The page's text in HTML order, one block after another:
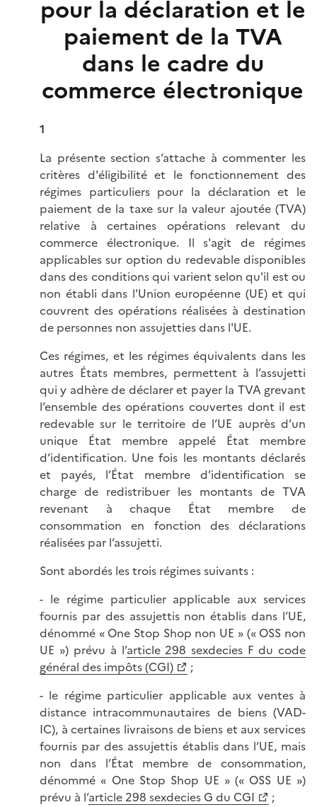
pour la déclaration et le
paiement de la TVA
dans le cadre du
commerce électronique
1
La présente section s’attache à commenter les
critères d'éligibilité et le fonctionnement des
régimes particuliers pour la déclaration et le
paiement de la taxe sur la valeur ajoutée (TVA)
relative à certaines opérations relevant du
commerce électronique. Il s'agit de régimes
applicables sur option du redevable disponibles
dans des conditions qui varient selon qu'il est ou
non établi dans l'Union européenne (UE) et qui
couvrent des opérations réalisées à destination
de personnes non assujetties dans l'UE.
Ces régimes, et les régimes équivalents dans les
autres États membres, permettent à l’assujetti
qui y adhère de déclarer et payer la TVA grevant
l’ensemble des opérations couvertes dont il est
redevable sur le territoire de l’UE auprès d’un
unique État membre appelé État membre
d’identification. Une fois les montants déclarés
et payés, l’État membre d’identification se
charge de redistribuer les montants de TVA
revenant à chaque État membre de
consommation en fonction des déclarations
réalisées par l’assujetti.
Sont abordés les trois régimes suivants :
- le régime particulier applicable aux services
fournis par des assujettis non établis dans l’UE,
dénommé « One Stop Shop non UE » (« OSS non
UE ») prévu à l’article 298 sexdecies F du code
général des impôts (CGI)
;
- le régime particulier applicable aux ventes à
distance intracommunautaires de biens (VAD-
IC), à certaines livraisons de biens et aux services
fournis par des assujettis établis dans l’UE, mais
non dans l’État membre de consommation,
dénommé « One Stop Shop UE » (« OSS UE »)
prévu à l’article 298 sexdecies G du CGI
;